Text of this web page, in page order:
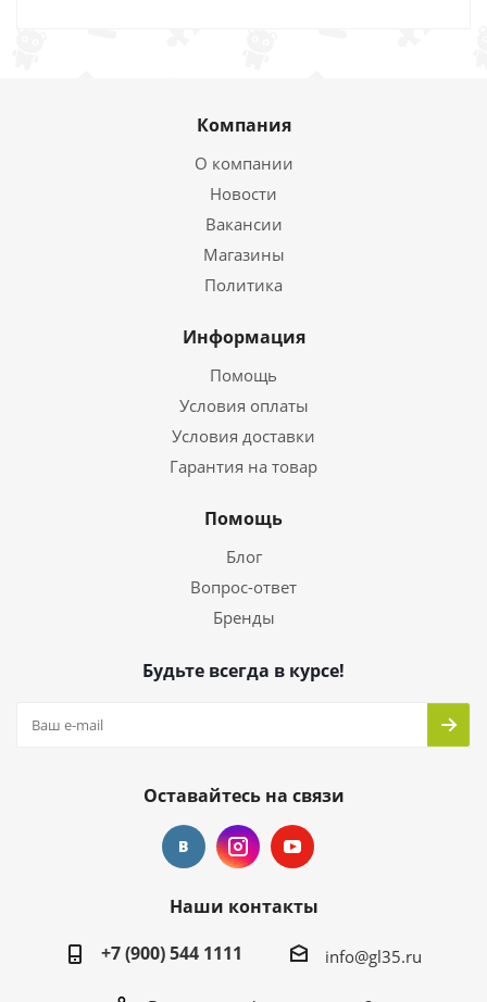
Компания
О компании
Новости
Вакансии
Магазины
Политика
Информация
Помощь
Условия оплаты
Условия доставки
Гарантия на товар
Помощь
Блог
Вопрос-ответ
Бренды
Будьте всегда в курсе!
Оставайтесь на связи
Наши контакты
+7 (900) 544 1111
info@gl35.ru